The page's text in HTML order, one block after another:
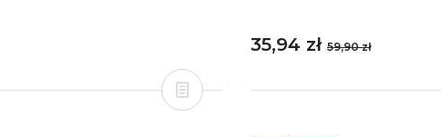
35,94 zł 59,90 zł